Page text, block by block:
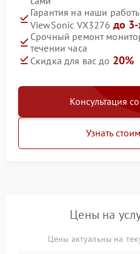
Гарантия на наши
ViewSonic VX3276 до 3-
Срочный ремонт
течении часа
Скидка для вас до 20%
Консультация
Узнать
Цены на
Цены актуальны на